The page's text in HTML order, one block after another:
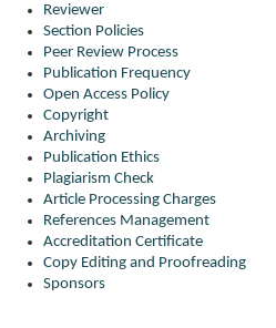
Reviewer
Section Policies
Peer Review Process
Publication Frequency
Open Access Policy
Copyright
Archiving
Publication Ethics
Plagiarism Check
Article Processing Charges
References Management
Accreditation Certificate
Copy Editing and Proofreading
Sponsors